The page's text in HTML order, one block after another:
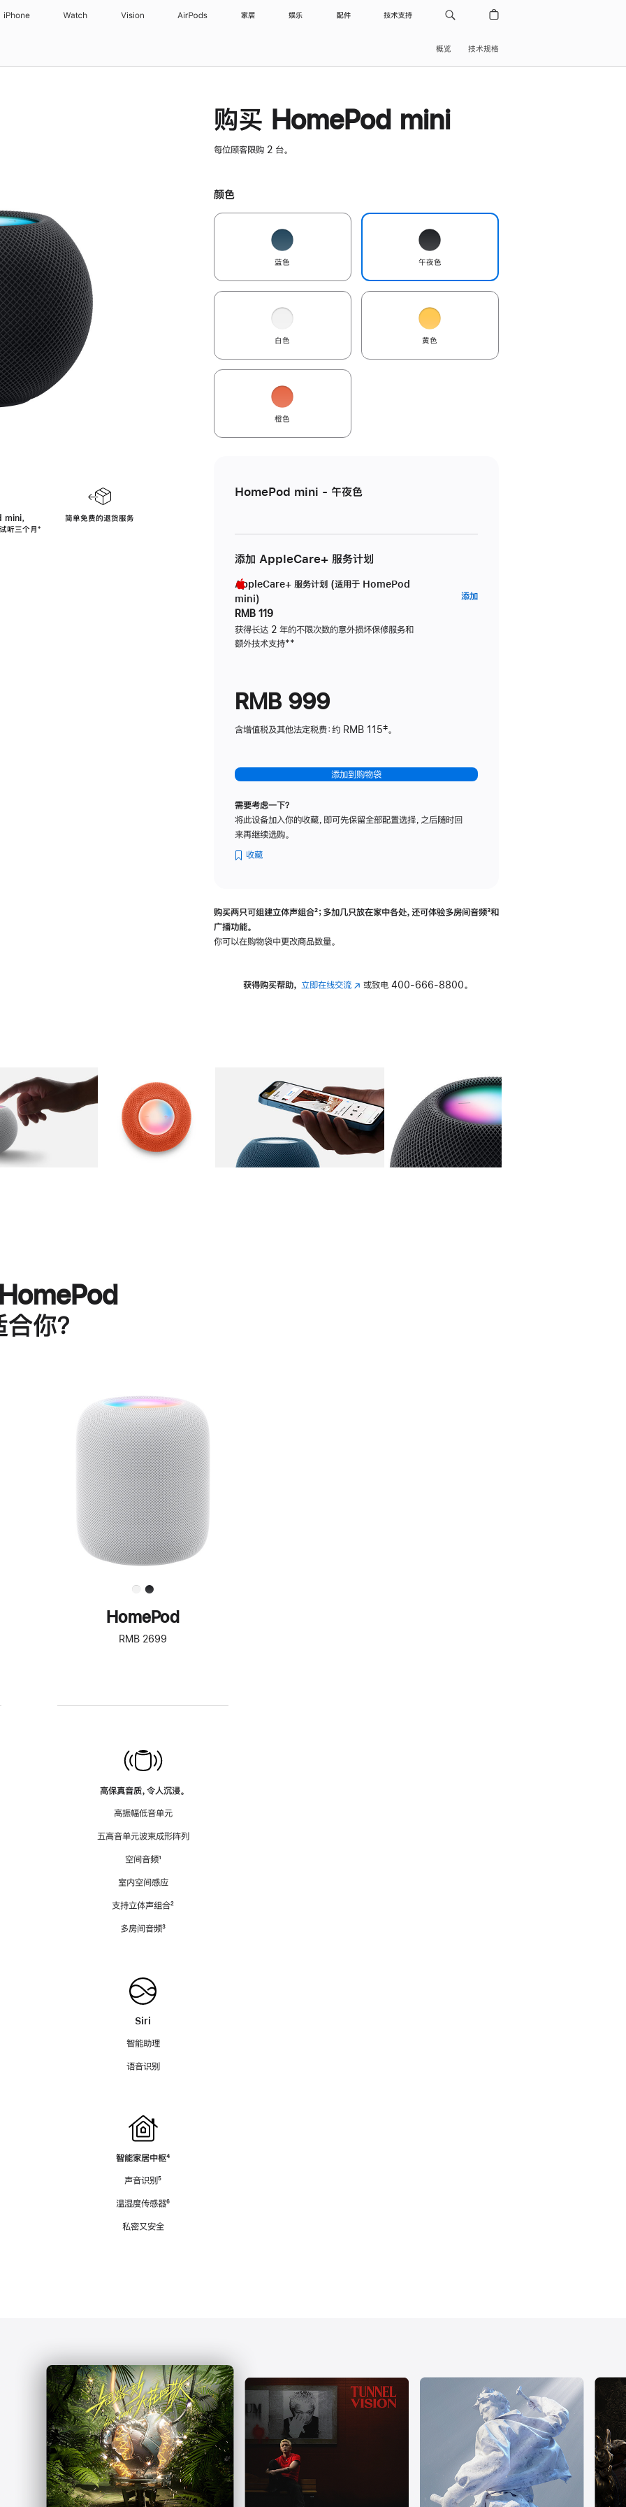
iPhone Watch Vision AirPods 家居 娱乐 配件 技术支持
概览 技术规格
，
听三个月脚
⁺
简单免费的退货服务
购买 HomePod mini
每位顾客限购 2 台。
颜色
蓝色 午夜色
白色 黄色
橙色
HomePod mini - 午夜色
添加 AppleCare+ 服务计划
AppleCare+ 服务计划 (适用于 HomePod
mini)
RMB 119
获得长达 2 年的不限次数的意外损坏保修服务和
额外技术支持脚
**
添加AppleCare+
RMB 999
含增值税及其他法定税费：约 RMB 115‡。
添加到购物袋
需要考虑一下？
将此设备加入你的收藏，即可先保留全部配置选择，之后随时回
来再继续选购。
收藏
购买两只可组建立体声组合脚
²；多加几只放在家中各处，还可体验多‍房‍间音频脚
³和
广播功能。
你可以在购物袋中更改商品数量。
获得购买帮助， 立即在线交流(在 或致电 400-666-8800。
图库 图像 图库 图像 图库 图像 4 图库 图像 5
你？
进
一
步
了
解
HomePod<
HomePod
RMB 2699
高保真音质，令人沉浸。
高振幅低音单元
五高音单元波束成形阵列
空间音频脚
¹
室内空间感应
支持立体声组合脚
²
多房间音频脚
³
Siri
智能助理
语音识别
智能家居中枢脚
⁴
声音识别脚
⁵
温湿度传感器脚
⁶
私密又安全